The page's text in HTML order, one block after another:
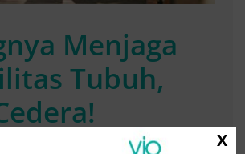
Menjaga
Tubuh,
(unsplash.com) Saat berbicara
X